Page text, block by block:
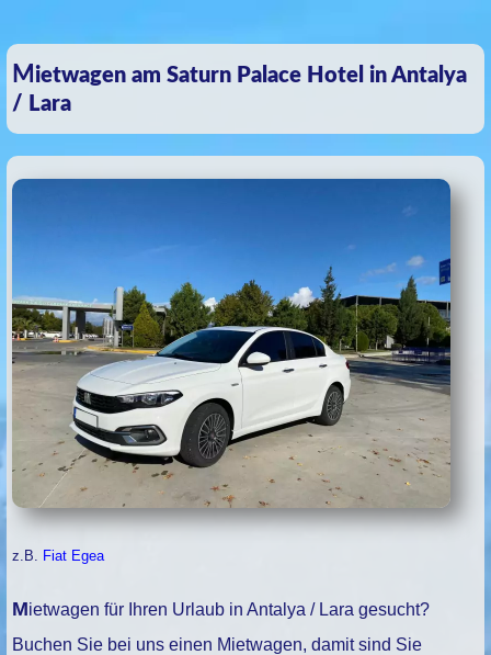
Mietwagen am Saturn Palace Hotel in Antalya
/ Lara
z.B. Fiat Egea
Mietwagen für Ihren Urlaub in Antalya / Lara gesucht?
Buchen Sie bei uns einen Mietwagen, damit sind Sie